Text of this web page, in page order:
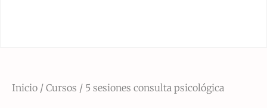
Inicio / Cursos / 5 sesiones consulta psicológica